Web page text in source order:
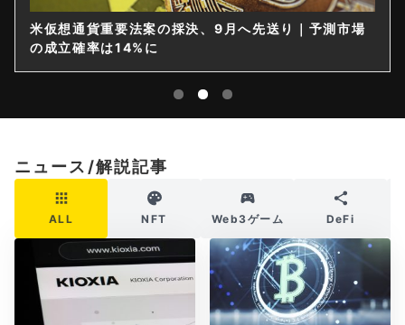
米仮想通貨重要法案の採決、9月へ先送り｜予測市場
の成立確率は14%に
ニュース/解説記事
ALL NFT Web3ゲーム DeFi